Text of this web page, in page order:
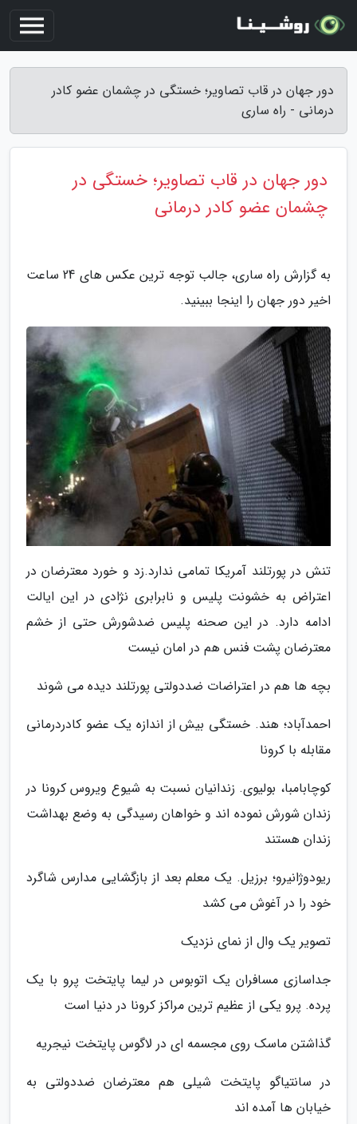
دور جهان در قاب تصاویر؛ خستگی در چشمان عضو کادر
درمانی - راه ساری
دور جهان در قاب تصاویر؛ خستگی در
چشمان عضو کادر درمانی
به گزارش راه ساری، جالب توجه ترین عکس های 24 ساعت
اخیر دور جهان را اینجا ببینید.
تنش در پورتلند آمریکا تمامی ندارد.زد و خورد معترضان در
اعتراض به خشونت پلیس و نابرابری نژادی در این ایالت
ادامه دارد. در این صحنه پلیس ضدشورش حتی از خشم
معترضان پشت فنس هم در امان نیست
بچه ها هم در اعتراضات ضددولتی پورتلند دیده می شوند
احمدآباد؛ هند. خستگی بیش از اندازه یک عضو کادردرمانی
مقابله با کرونا
کوچابامبا، بولیوی. زندانیان نسبت به شیوع ویروس کرونا در
زندان شورش نموده اند و خواهان رسیدگی به وضع بهداشت
زندان هستند
ریودوژانیرو؛ برزیل. یک معلم بعد از بازگشایی مدارس شاگرد
خود را در آغوش می کشد
تصویر یک وال از نمای نزدیک
جداسازی مسافران یک اتوبوس در لیما پایتخت پرو با یک
پرده. پرو یکی از عظیم ترین مراکز کرونا در دنیا است
گذاشتن ماسک روی مجسمه ای در لاگوس پایتخت نیجریه
در سانتیاگو پایتخت شیلی هم معترضان ضددولتی به
خیابان ها آمده اند